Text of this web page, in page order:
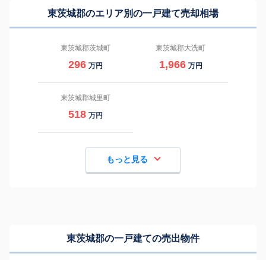
東茨城郡のエリア別の一戸建て売却相場
東茨城郡茨城町
296 万円
東茨城郡大洗町
1,966 万円
東茨城郡城里町
518 万円
もっと見る
東茨城郡の一戸建ての売出物件